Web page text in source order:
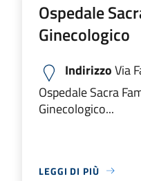
Ospedale
Ginecologico
IndirizzoVia
Ospedale Sacra
Ginecologico...
LEGGI DI PIÙ